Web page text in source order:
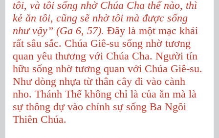
tôi, và tôi sống nhờ Chúa Cha thế nào, thì
kẻ ăn tôi, cũng sẽ nhờ tôi mà được sống
như vậy” (Ga 6, 57). Đây là một mạc khải
rất sâu sắc. Chúa Giê-su sống nhờ tương
quan yêu thương với Chúa Cha. Người tín
hữu sống nhờ tương quan với Chúa Giê-su.
Như dòng nhựa từ thân cây đi vào cành
nho. Thánh Thể không chỉ là của ăn mà là
sự thông dự vào chính sự sống Ba Ngôi
Thiên Chúa.